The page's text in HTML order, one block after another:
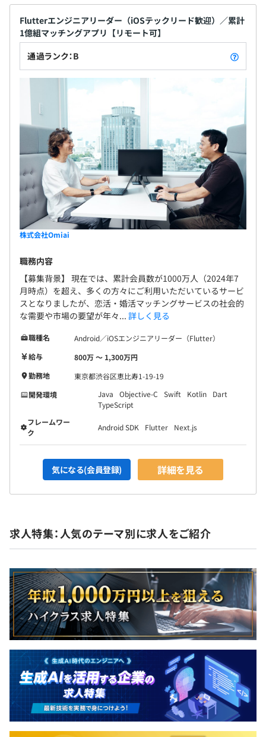
社会保険完備（健康保険・厚生年金保険、雇用保険・労災
保険）
無期雇用
3カ月（期間における待遇の差はありません）
Flutterエンジニアリーダー（iOSテックリード歓迎）／累計
1億組マッチングアプリ【リモート可】
通過ランク：B
株式会社Omiai
職務内容
【募集背景】 現在では、累計会員数が1000万人（2024年7
月時点）を超え、多くの方々にご利用いただいているサービ
スとなりましたが、恋活・婚活マッチングサービスの社会的
な需要や市場の要望が年々... 詳しく見る
職種名
Android／iOSエンジニアリーダー（Flutter）
給与
800万 〜 1,300万円
勤務地
東京都渋谷区恵比寿1-19-19
開発環境
Java Objective-C Swift Kotlin
Dart
TypeScript
フレームワー
ク
Android SDK Flutter Next.js
気になる(会員登録) 詳細を見る
求人特集：人気のテーマ別に求人をご紹介